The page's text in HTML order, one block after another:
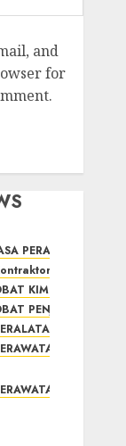
and
for
PERAWATAN AIR
Kolam Renang
KIMIA PENJERNIH
PENJERNIH
KOLAM
KOLAM
KOLAM